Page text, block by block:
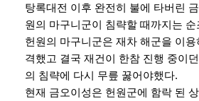
탕록대전 이후 완전히 불에 타버린
원의 마구니군이 침략할 때까지는 순
헌원의 마구니군은 재차 해군을 이
격했고 결국 재건이 한참 진행 중이
의 침략에 다시 무릎 꿇어야했다.
현재 금오이성은 헌원군에 함락 된